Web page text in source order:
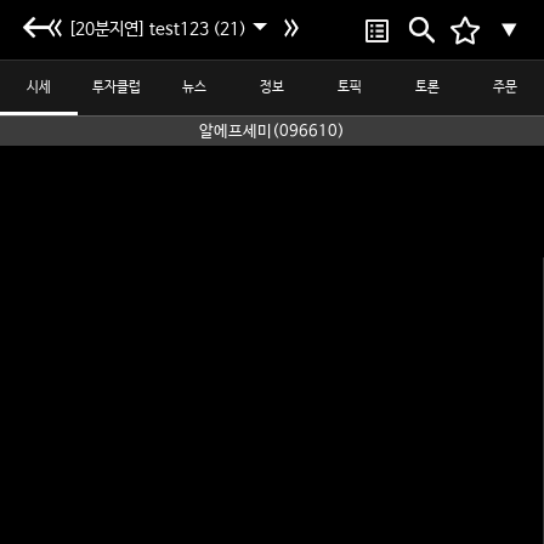
[20분지연] test123 (21) ▼
시세 투자클럽 뉴스 정보 토픽 토론 주문
알에프세미(096610)